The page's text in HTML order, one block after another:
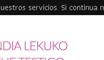
servicios. Si continua